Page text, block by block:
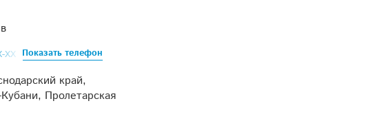
XX Показать телефон
край,
Пролетарская